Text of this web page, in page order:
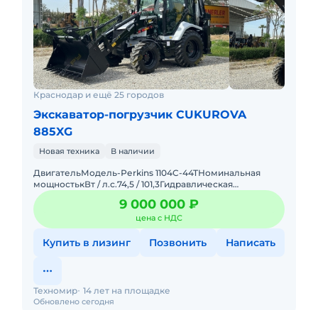
Краснодар и ещё 25 городов
Экскаватор-погрузчик CUKUROVA
885XG
Новая техника В наличии
ДвигательМодель-Реrkins 1104C-44TНоминальная
мощностькВт / л.с.74,5 / 101,3Гидравлическая
системаГидравлический насос-Аксиально-поршневой
насосМаксимальный пото9 000 000 ₽
цена с НДС
Купить в лизинг Позвонить Написать
Обновлено сегодня
Техномир 14 лет на площадке